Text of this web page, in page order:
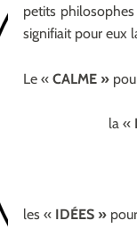
petits
signifiait pour eux
Le «CALME »
la «
les « IDÉES »